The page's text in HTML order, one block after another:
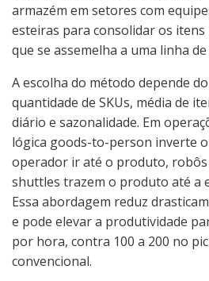
armazém em setores com
esteiras para consolidar os
que se assemelha a uma linha
A escolha do método depende
quantidade de SKUs, média de
diário e sazonalidade. Em
lógica goods-to-person inverte o
operador ir até o produto,
shuttles trazem o produto até a
Essa abordagem reduz
e pode elevar a produtividade
por hora, contra 100 a 200 no
convencional.